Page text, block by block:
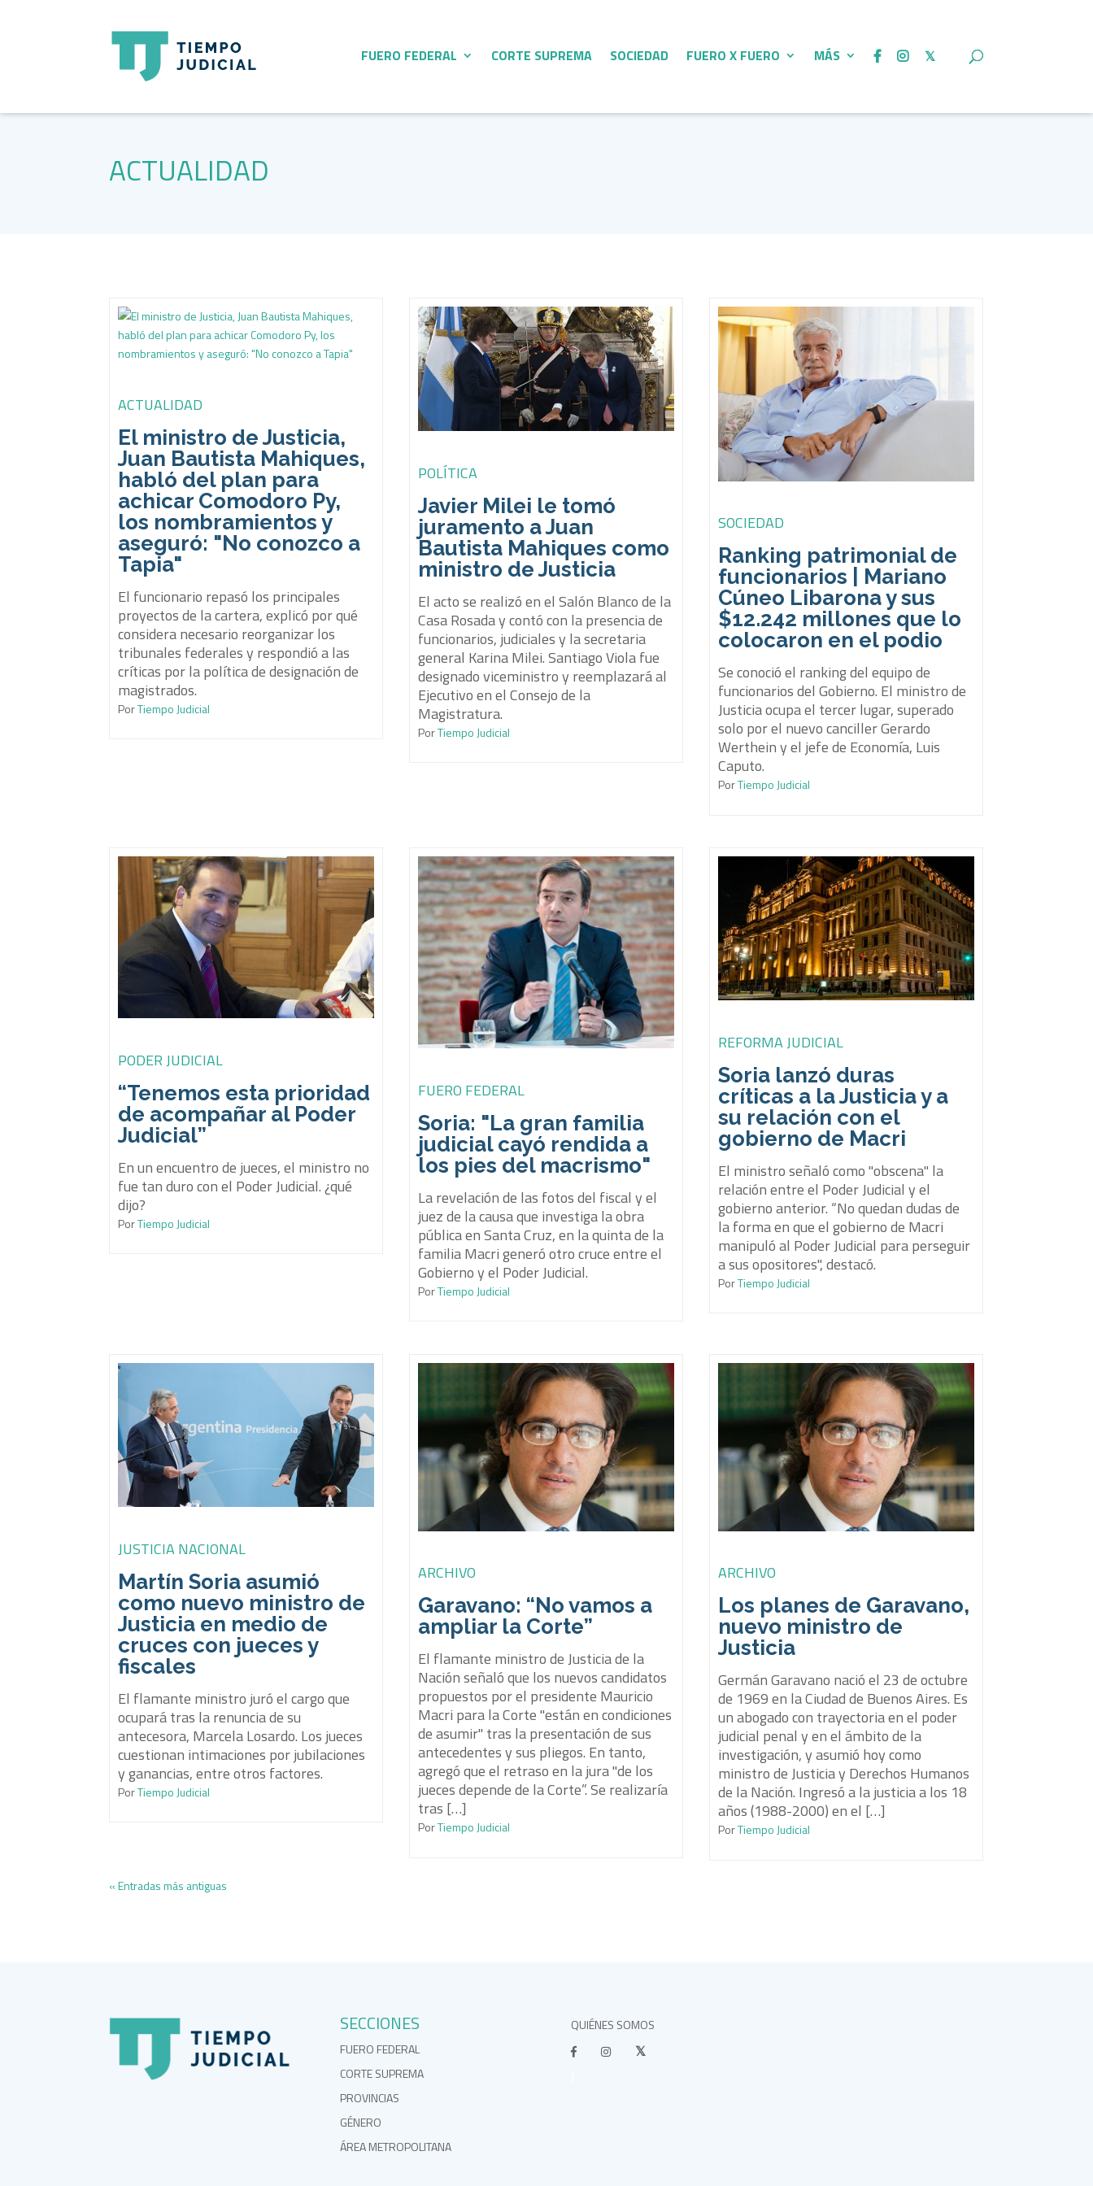
FUERO FEDERAL CORTE SUPREMA SOCIEDAD FUERO X FUERO MÁS
ACTUALIDAD
ACTUALIDAD
El ministro de Justicia,
Juan Bautista Mahiques,
habló del plan para
achicar Comodoro Py,
los nombramientos y
aseguró: "No conozco a
Tapia"
El funcionario repasó los principales
proyectos de la cartera, explicó por qué
considera necesario reorganizar los
tribunales federales y respondió a las
críticas por la política de designación de
magistrados.
PorTiempo Judicial
POLÍTICA
Javier Milei le tomó
juramento a Juan
Bautista Mahiques como
ministro de Justicia
El acto se realizó en el Salón Blanco de la
Casa Rosada y contó con la presencia de
funcionarios, judiciales y la secretaria
general Karina Milei. Santiago Viola fue
designado viceministro y reemplazará al
Ejecutivo en el Consejo de la
Magistratura.
PorTiempo Judicial
SOCIEDAD
Ranking patrimonial de
funcionarios | Mariano
Cúneo Libarona y sus
$12.242 millones que lo
colocaron en el podio
Se conoció el ranking del equipo de
funcionarios del Gobierno. El ministro de
Justicia ocupa el tercer lugar, superado
solo por el nuevo canciller Gerardo
Werthein y el jefe de Economía, Luis
Caputo.
PorTiempo Judicial
PODER JUDICIAL
“Tenemos esta prioridad
de acompañar al Poder
Judicial”
En un encuentro de jueces, el ministro no
fue tan duro con el Poder Judicial. ¿qué
dijo?
PorTiempo Judicial
FUERO FEDERAL
Soria: "La gran familia
judicial cayó rendida a
los pies del macrismo"
La revelación de las fotos del fiscal y el
juez de la causa que investiga la obra
pública en Santa Cruz, en la quinta de la
familia Macri generó otro cruce entre el
Gobierno y el Poder Judicial.
PorTiempo Judicial
REFORMA JUDICIAL
Soria lanzó duras
críticas a la Justicia y a
su relación con el
gobierno de Macri
El ministro señaló como "obscena" la
relación entre el Poder Judicial y el
gobierno anterior. “No quedan dudas de
la forma en que el gobierno de Macri
manipuló al Poder Judicial para perseguir
a sus opositores", destacó.
PorTiempo Judicial
JUSTICIA NACIONAL
Martín Soria asumió
como nuevo ministro de
Justicia en medio de
cruces con jueces y
fiscales
El flamante ministro juró el cargo que
ocupará tras la renuncia de su
antecesora, Marcela Losardo. Los jueces
cuestionan intimaciones por jubilaciones
y ganancias, entre otros factores.
PorTiempo Judicial
ARCHIVO
Garavano: “No vamos a
ampliar la Corte”
El flamante ministro de Justicia de la
Nación señaló que los nuevos candidatos
propuestos por el presidente Mauricio
Macri para la Corte "están en condiciones
de asumir" tras la presentación de sus
antecedentes y sus pliegos. En tanto,
agregó que el retraso en la jura "de los
jueces depende de la Corte”. Se realizaría
tras […]
PorTiempo Judicial
ARCHIVO
Los planes de Garavano,
nuevo ministro de
Justicia
Germán Garavano nació el 23 de octubre
de 1969 en la Ciudad de Buenos Aires. Es
un abogado con trayectoria en el poder
judicial penal y en el ámbito de la
investigación, y asumió hoy como
ministro de Justicia y Derechos Humanos
de la Nación. Ingresó a la justicia a los 18
años (1988-2000) en el […]
PorTiempo Judicial
« Entradas más antiguas
SECCIONES
FUERO FEDERAL
CORTE SUPREMA
PROVINCIAS
GÉNERO
ÁREA METROPOLITANA
QUIÉNES SOMOS